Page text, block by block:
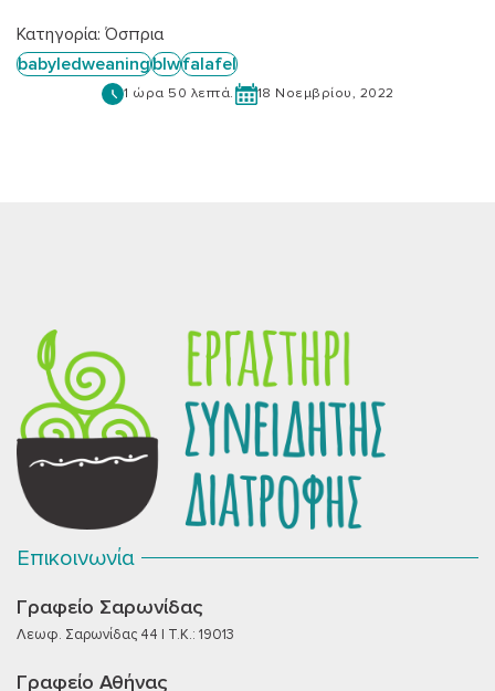
Κατηγορία: Όσπρια
babyledweaningblwfalafel
1 ώρα 50 λεπτά. 18 Νοεμβρίου, 2022
Επικοινωνία
Γραφείο Σαρωνίδας
Λεωφ. Σαρωνίδας 44 | T.K.: 19013
Γραφείο Αθήνας